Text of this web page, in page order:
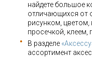
найдете большое
отличающихся от
рисунком,
просечкой, клеем,
В разделе
ассортимент